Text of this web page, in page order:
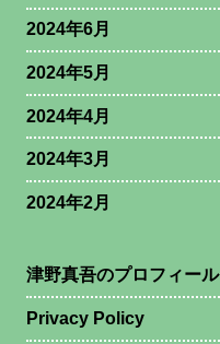
2024年6月
2024年5月
2024年4月
2024年3月
2024年2月
津野真吾のプロフィール
Privacy Policy